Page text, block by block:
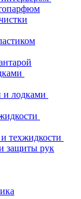
и лодками
техжидкости
защиты рук